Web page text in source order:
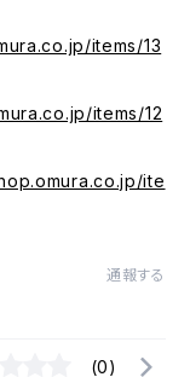
items/13
items/12
ite
通報する
(0)